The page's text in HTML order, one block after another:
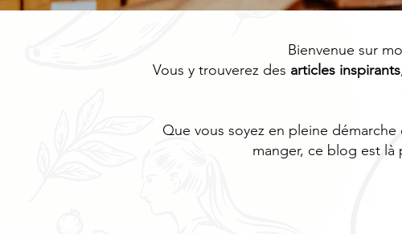
Bienvenue sur
Vous y trouverez des articles inspirants
Que vous soyez en pleine
manger, ce blog est là